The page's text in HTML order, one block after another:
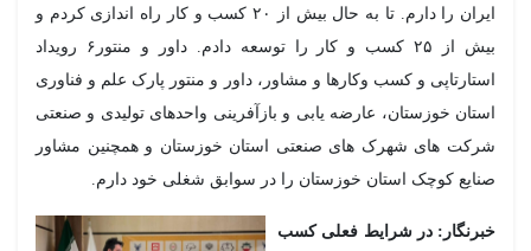
ایران را دارم. تا به حال بیش از ۲۰ کسب و کار راه اندازی کردم و
بیش از ۲۵ کسب و کار را توسعه دادم. داور و منتور۶ رویداد
و کسب وکارها و مشاور، داور و منتور پارک علم و فناوری
خوزستان، عارضه یابی و بازآفرینی واحدهای تولیدی و صنعتی
های شهرک های صنعتی استان خوزستان و همچنین مشاور
کوچک استان خوزستان را در سوابق شغلی خود دارم.
در شرایط فعلی کسب